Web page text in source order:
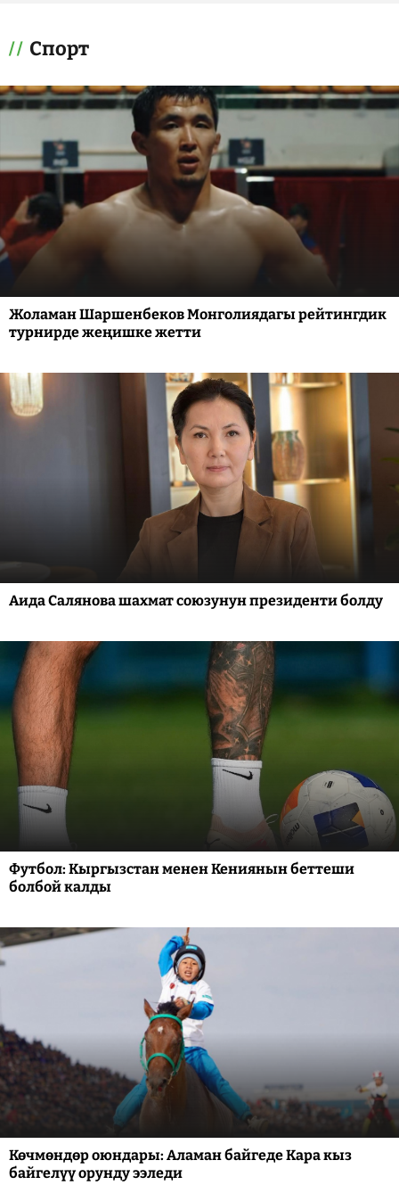
Спорт
Жоламан Шаршенбеков Монголиядагы рейтингдик
турнирде жеңишке жетти
Аида Салянова шахмат союзунун президенти болду
Футбол: Кыргызстан менен Кениянын беттеши
болбой калды
Көчмөндөр оюндары: Аламан байгеде Кара кыз
байгелүү орунду ээледи